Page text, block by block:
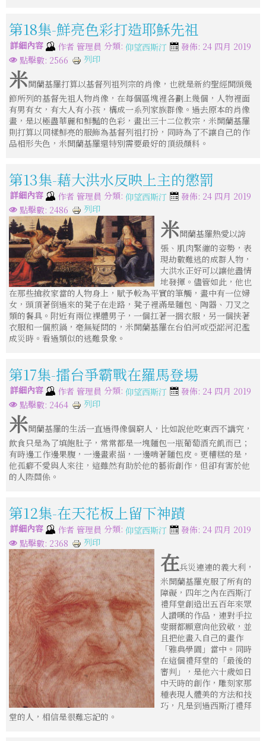
第18集-鮮亮色彩打造耶穌先祖
詳細內容 作者 管理員 分類: 仰望西斯汀
發佈: 24 四月 2019
點擊數: 2566
列印
米開蘭基羅打算以基督列祖列宗的肖像，也就是新約聖經開頭幾
節所列的基督先祖人物肖像，在每個區塊裡各劃上幾個，人物裡面
有男有女，有大人有小孩，構成一系列家族群像。過去原本的肖像
畫，是以極盡華麗和鮮豔的色彩，畫出三十二位教宗，米開蘭基羅
則打算以同樣鮮亮的服飾為基督列祖打扮，同時為了不讓自己的作
品相形失色，米開蘭基羅還特別需要最好的頂級顏料。
第13集-藉大洪水反映上主的懲罰
詳細內容 作者 管理員 分類: 仰望西斯汀
發佈: 24 四月 2019
點擊數: 2486
列印
米開蘭基羅熱愛以誇
張、肌肉緊繃的姿勢，表
現劫數難逃的成群人物，
大洪水正好可以讓他盡情
地發揮。儘管如此，他也
在那些搶救家當的人物身上，賦予較為平實的筆觸，畫中有一位婦
女，頭頂著倒過來的凳子在走路，凳子裡滿是麵包、陶器、刀叉之
類的餐具。附近有兩位裸體男子，一個扛著一捆衣服，另一個挾著
衣服和一個煎鍋，毫無疑問的，米開蘭基羅在台伯河或亞諾河氾濫
成災時。看過類似的逃難景象。
第17集-擂台爭霸戰在羅馬登場
詳細內容 作者 管理員 分類: 仰望西斯汀
發佈: 24 四月 2019
點擊數: 2464
列印
米開蘭基羅的生活一直過得像個窮人，比如說他吃東西不講究，
飲食只是為了填飽肚子，常常都是一塊麵包一瓶葡萄酒充飢而已；
有時邊工作邊果腹，一邊畫素描，一邊啃著麵包皮。更糟糕的是，
他孤癖不愛與人來往，這雖然有助於他的藝術創作，但卻有害於他
的人際關係。
第12集-在天花板上留下神蹟
詳細內容 作者 管理員 分類: 仰望西斯汀
發佈: 24 四月 2019
點擊數: 2368
列印
在兵災連連的義大利，
米開蘭基羅克服了所有的
障礙，四年之內在西斯汀
禮拜堂創造出五百年來眾
人讚嘆的作品，連對手拉
斐爾都願意向他致敬，並
且把他畫入自己的畫作
「雅典學園」當中。同時
在這個禮拜堂的「最後的
審判」，是他六十歲如日
中天時的創作，雕刻家那
種表現人體美的方法和技
巧，凡是到過西斯汀禮拜
堂的人，相信是很難忘記的。